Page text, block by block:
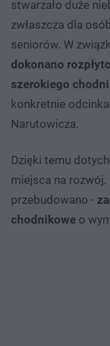
stwarzało duże
zwłaszcza dla
seniorów. W
dokonano
szerokiego
konkretnie
Narutowicza.
Dzięki temu
miejsca na
przebudowano -
chodnikowe o